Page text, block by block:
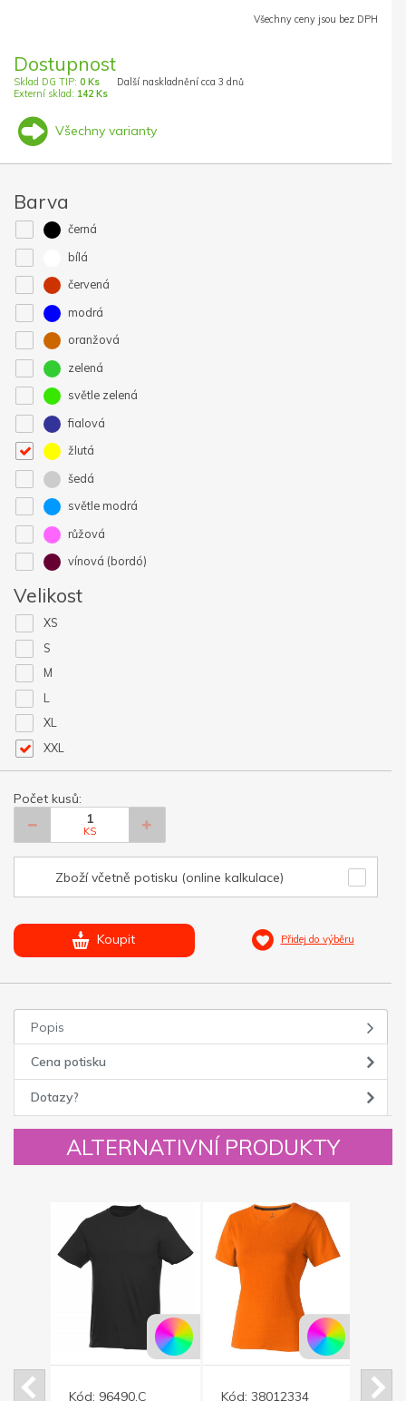
Všechny ceny jsou bez DPH
Dostupnost
Sklad DG TIP: 0 Ks
Externí sklad: 142 Ks
Další naskladnění cca 3 dnů
Všechny varianty
Barva
černá
bílá
červená
modrá
oranžová
zelená
světle zelená
fialová
žlutá
šedá
světle modrá
růžová
vínová (bordó)
Velikost
XS
S
M
L
XL
XXL
Počet kusů:
KS
Zboží včetně potisku (online kalkulace)
Koupit Přidej do výběru
Popis
Cena potisku
Dotazy?
ALTERNATIVNÍ PRODUKTY
Kód: 96490.C
Kód: 38012334
Kód: